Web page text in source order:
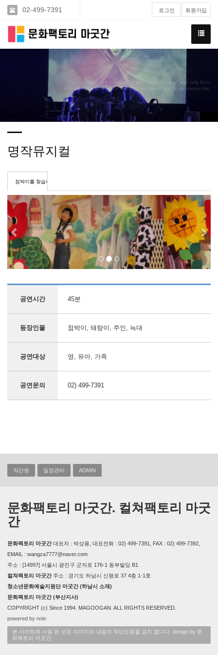
02-499-7391 로그인 회원가입
For God so loved the world that he gave his one and only Son,
that whoever believes in him shall not perish but have eternal life.
명작뮤지컬
점박이를 찾습니다
Previous
공연시간 45분
등장인물 점박이, 돼랑이, 주인, 늑대
공연대상 영, 유아, 가족
공연문의 02) 499-7391
직단원 일정관리 ADMIN
문화팩토리 마굿간. 컬쳐팩토리 마굿
간
문화팩토리 마굿간대표자 : 박상용, 대표전화 : 02) 499-7391, FAX : 02) 499-7392,
EMAIL : wangza7777@naver.com
주소 : [14997] 서울시 광진구 군자로 176-1 동부빌딩 B1
컬쳐팩토리 마굿간주소 : 경기도 하남시 신평로 37 4층 1-1호
청소년문화예술지원단 마굿간 (하남시 소재)
문화팩토리 마굿간 (부산지사)
COPYRIGHT (c) Since 1994. MAGOOGAN. ALL RIGHTS RESERVED.
powered by nnin
본 사이트에 사용 된 모든 이미지와 내용의 무단도용을 금지 합니다. design by 문
화팩토리 마굿간